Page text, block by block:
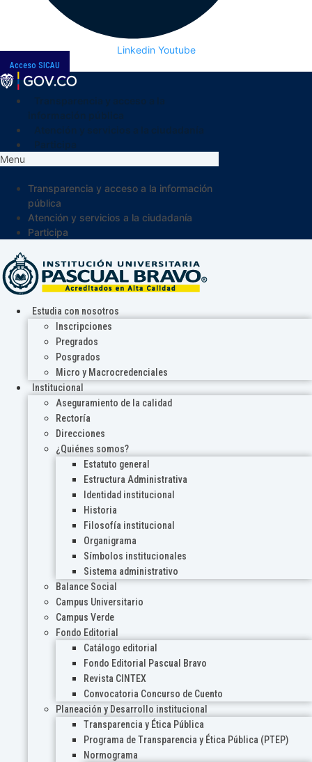
Linkedin Youtube
Acceso SICAU
Menu
Transparencia y acceso a la información
pública
Atención y servicios a la ciudadanía
Participa
Estudia con nosotros
Inscripciones
Pregrados
Posgrados
Micro y Macrocredenciales
Institucional
Aseguramiento de la calidad
Rectoría
Direcciones
¿Quiénes somos?
Estatuto general
Estructura Administrativa
Identidad institucional
Historia
Filosofía institucional
Organigrama
Símbolos institucionales
Sistema administrativo
Balance Social
Campus Universitario
Campus Verde
Fondo Editorial
Catálogo editorial
Fondo Editorial Pascual Bravo
Revista CINTEX
Convocatoria Concurso de Cuento
Planeación y Desarrollo institucional
Transparencia y Ética Pública
Programa de Transparencia y Ética Pública (PTEP)
Normograma